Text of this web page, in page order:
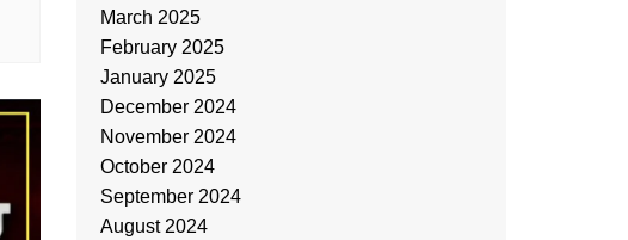
March 2025
February 2025
January 2025
December 2024
November 2024
October 2024
September 2024
August 2024